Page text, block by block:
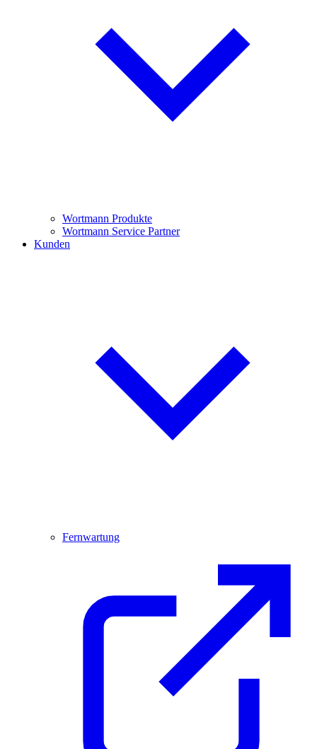
Wortmann Produkte
Wortmann Service Partner
Kunden
Fernwartung